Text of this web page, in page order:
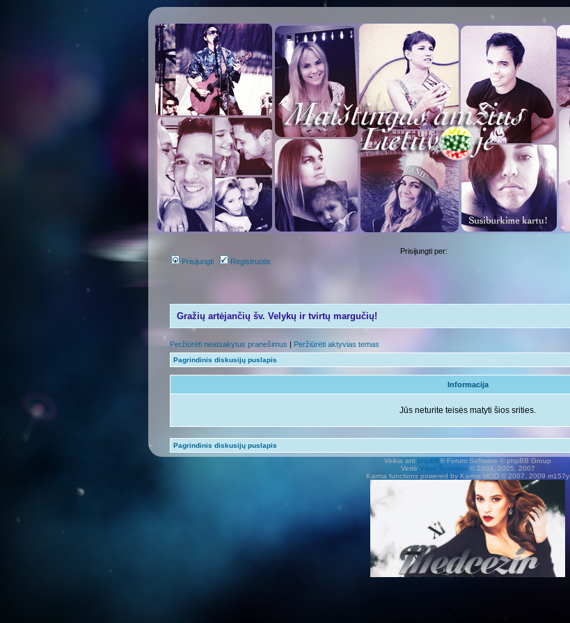
Prisijungti Registruotis
Prisijungti per:
Gražių artėjančių šv. Velykų ir tvirtų margučių!
Peržiūrėti neatsakytus pranešimus | Peržiūrėti aktyvias temas
Pagrindinis diskusijų puslapis
Informacija
Jūs neturite teisės matyti šios srities.
Pagrindinis diskusijų puslapis
Veikia ant phpBB® Forum Software © phpBB Group
Vertė Vilius Šumskas© 2003, 2005, 2007
Karma functions powered by Karma MOD © 2007, 2009 m157y